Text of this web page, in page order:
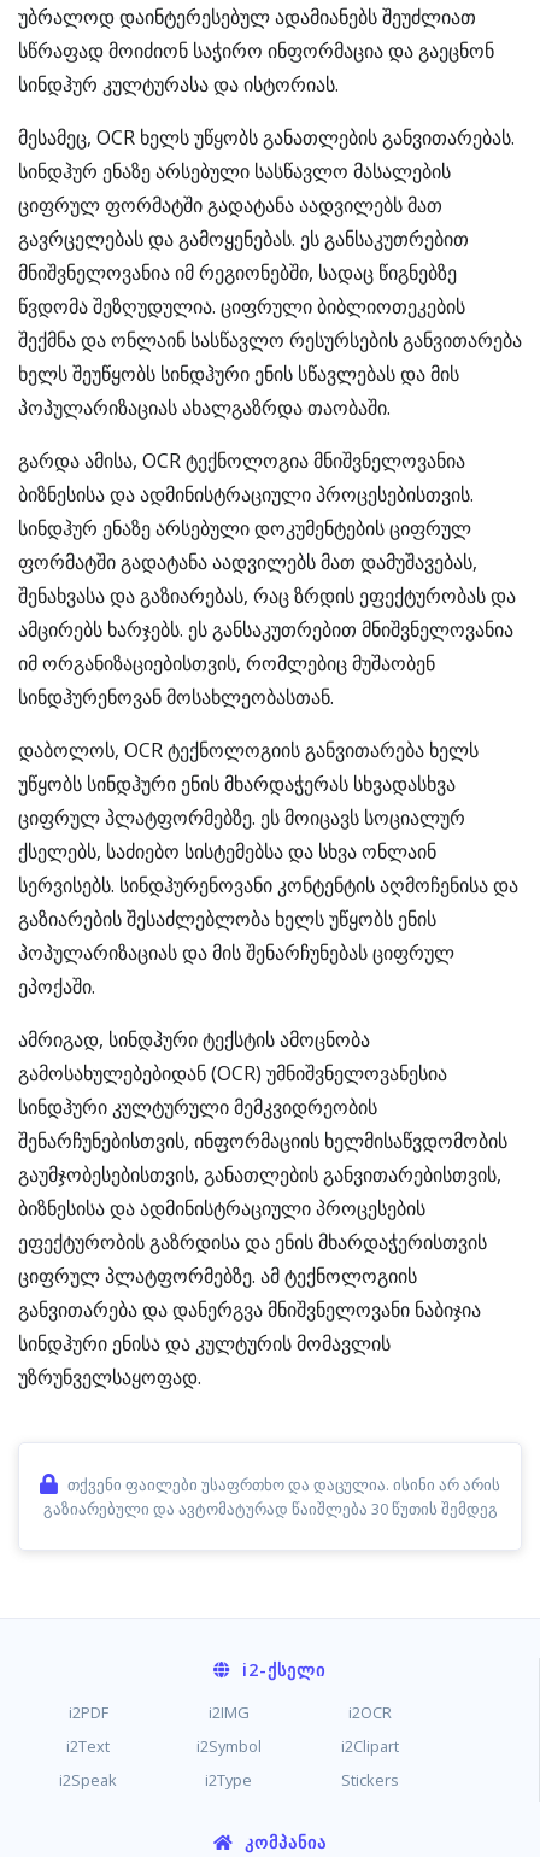
უბრალოდ დაინტერესებულ ადამიანებს შეუძლიათ
სწრაფად მოიძიონ საჭირო ინფორმაცია და გაეცნონ
სინდჰურ კულტურასა და ისტორიას.
მესამეც, OCR ხელს უწყობს განათლების განვითარებას.
სინდჰურ ენაზე არსებული სასწავლო მასალების
ციფრულ ფორმატში გადატანა აადვილებს მათ
გავრცელებას და გამოყენებას. ეს განსაკუთრებით
მნიშვნელოვანია იმ რეგიონებში, სადაც წიგნებზე
წვდომა შეზღუდულია. ციფრული ბიბლიოთეკების
შექმნა და ონლაინ სასწავლო რესურსების განვითარება
ხელს შეუწყობს სინდჰური ენის სწავლებას და მის
პოპულარიზაციას ახალგაზრდა თაობაში.
გარდა ამისა, OCR ტექნოლოგია მნიშვნელოვანია
ბიზნესისა და ადმინისტრაციული პროცესებისთვის.
სინდჰურ ენაზე არსებული დოკუმენტების ციფრულ
ფორმატში გადატანა აადვილებს მათ დამუშავებას,
შენახვასა და გაზიარებას, რაც ზრდის ეფექტურობას და
ამცირებს ხარჯებს. ეს განსაკუთრებით მნიშვნელოვანია
იმ ორგანიზაციებისთვის, რომლებიც მუშაობენ
სინდჰურენოვან მოსახლეობასთან.
დაბოლოს, OCR ტექნოლოგიის განვითარება ხელს
უწყობს სინდჰური ენის მხარდაჭერას სხვადასხვა
ციფრულ პლატფორმებზე. ეს მოიცავს სოციალურ
ქსელებს, საძიებო სისტემებსა და სხვა ონლაინ
სერვისებს. სინდჰურენოვანი კონტენტის აღმოჩენისა და
გაზიარების შესაძლებლობა ხელს უწყობს ენის
პოპულარიზაციას და მის შენარჩუნებას ციფრულ
ეპოქაში.
ამრიგად, სინდჰური ტექსტის ამოცნობა
გამოსახულებებიდან (OCR) უმნიშვნელოვანესია
სინდჰური კულტურული მემკვიდრეობის
შენარჩუნებისთვის, ინფორმაციის ხელმისაწვდომობის
გაუმჯობესებისთვის, განათლების განვითარებისთვის,
ბიზნესისა და ადმინისტრაციული პროცესების
ეფექტურობის გაზრდისა და ენის მხარდაჭერისთვის
ციფრულ პლატფორმებზე. ამ ტექნოლოგიის
განვითარება და დანერგვა მნიშვნელოვანი ნაბიჯია
სინდჰური ენისა და კულტურის მომავლის
უზრუნველსაყოფად.
თქვენი ფაილები უსაფრთხო და დაცულია. ისინი არ არის
გაზიარებული და ავტომატურად წაიშლება 30 წუთის შემდეგ
i2-ᲥᲡᲔᲚᲘ
i2PDF i2IMG
i2OCR
i2Text
i2Symbol
i2Clipart
i2Speak
i2Type Stickers
ᲙᲝᲛᲞᲐᲜᲘᲐ